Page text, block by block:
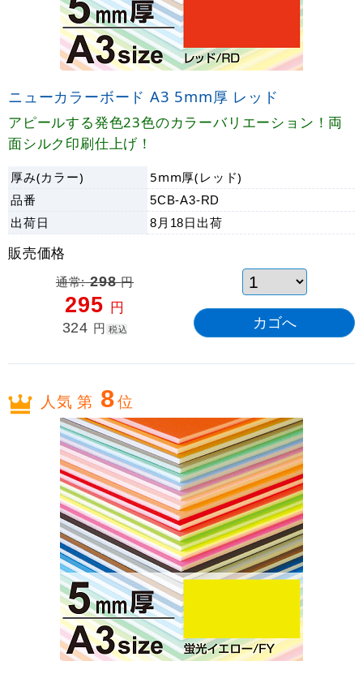
ニューカラーボード A3 5mm厚 レッド
アピールする発色23色のカラーバリエーション！両
面シルク印刷仕上げ！
厚み(カラー)
5mm厚(レッド)
品番
5CB-A3-RD
出荷日 8月18日 出荷
販売価格
通常:298円
295 円
324 円 税込
人気 第 8位